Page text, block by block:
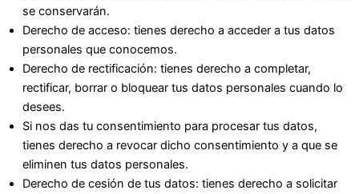
se conservarán.
Derecho de acceso: tienes derecho a acceder a tus datos
personales que conocemos.
Derecho de rectificación: tienes derecho a completar,
rectificar, borrar o bloquear tus datos personales cuando lo
desees.
Si nos das tu consentimiento para procesar tus datos,
tienes derecho a revocar dicho consentimiento y a que se
eliminen tus datos personales.
Derecho de cesión de tus datos: tienes derecho a solicitar